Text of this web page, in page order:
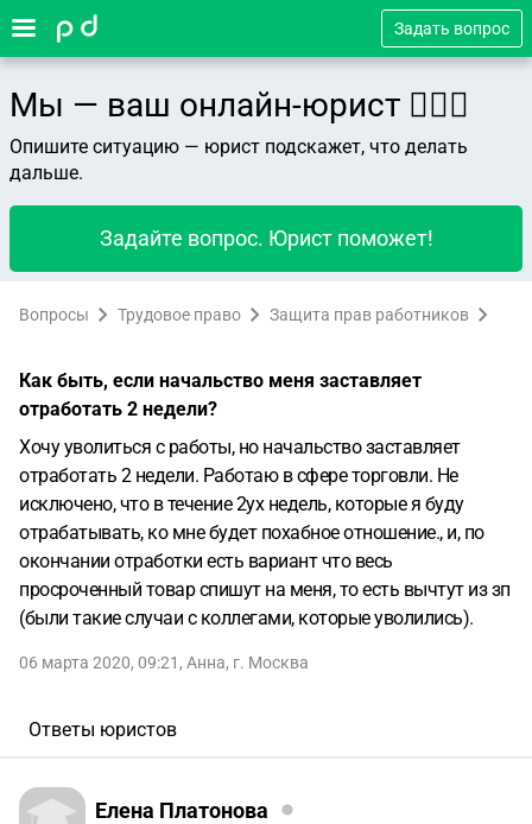
Задать вопрос
Мы — ваш онлайн-юрист 👨🏻‍⚖️
Опишите ситуацию — юрист подскажет, что делать
дальше.
Задайте вопрос. Юрист поможет!
Вопросы Трудовое право Защита прав работников
Как быть, если начальство меня заставляет
отработать 2 недели?
Хочу уволиться с работы, но начальство заставляет
отработать 2 недели. Работаю в сфере торговли. Не
исключено, что в течение 2ух недель, которые я буду
отрабатывать, ко мне будет похабное отношение., и, по
окончании отработки есть вариант что весь
просроченный товар спишут на меня, то есть вычтут из зп
(были такие случаи с коллегами, которые уволились).
06 марта 2020, 09:21 , Анна, г. Москва
Ответы юристов
Елена Платонова